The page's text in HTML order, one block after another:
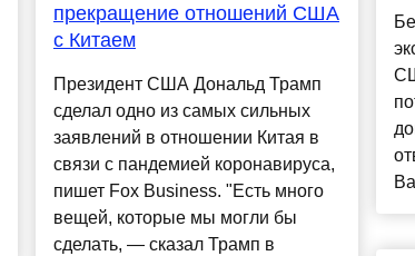
прекращение отношений США
с Китаем
Президент США Дональд Трамп
сделал одно из самых сильных
заявлений в отношении Китая в
связи с пандемией коронавируса,
пишет Fox Business. "Есть много
вещей, которые мы могли бы
сделать, — сказал Трамп в